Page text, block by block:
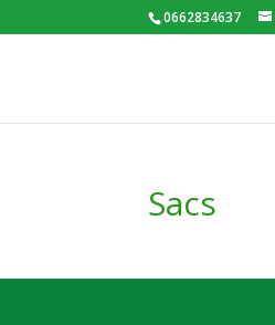
0662834637
Sacs